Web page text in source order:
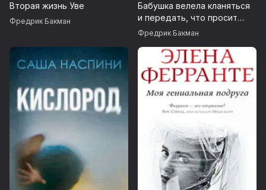
Вторая жизнь Уве
Фредрик Бакман
Бабушка велела кланяться
и передать, что просит
прощения
Фредрик Бакман